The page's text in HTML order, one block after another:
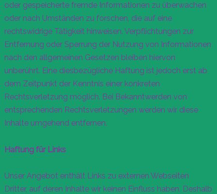
oder gespeicherte fremde Informationen zu überwachen
oder nach Umständen zu forschen, die auf eine
rechtswidrige Tätigkeit hinweisen. Verpflichtungen zur
Entfernung oder Sperrung der Nutzung von Informationen
nach den allgemeinen Gesetzen bleiben hiervon
unberührt. Eine diesbezügliche Haftung ist jedoch erst ab
dem Zeitpunkt der Kenntnis einer konkreten
Rechtsverletzung möglich. Bei Bekanntwerden von
entsprechenden Rechtsverletzungen werden wir diese
Inhalte umgehend entfernen.
Haftung für Links
Unser Angebot enthält Links zu externen Webseiten
Dritter, auf deren Inhalte wir keinen Einfluss haben. Deshalb